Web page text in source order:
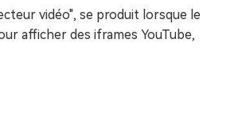
vidéo", se produit lorsque le
afficher des iframes YouTube,